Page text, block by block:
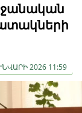
2026 11:59